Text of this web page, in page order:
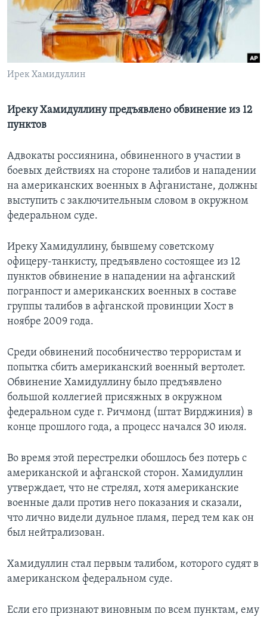
Learning English
СОЦИАЛЬНЫЕ СЕТИ
Языки
Ирек Хамидуллин
Иреку Хамидуллину предъявлено обвинение из 12
пунктов
Адвокаты россиянина, обвиненного в участии в
боевых действиях на стороне талибов и нападении
на американских военных в Афганистане, должны
выступить с заключительным словом в окружном
федеральном суде.
Иреку Хамидуллину, бывшему советскому
офицеру-танкисту, предъявлено состоящее из 12
пунктов обвинение в нападении на афганский
погранпост и американских военных в составе
группы талибов в афганской провинции Хост в
ноябре 2009 года.
Среди обвинений пособничество террористам и
попытка сбить американский военный вертолет.
Обвинение Хамидуллину было предъявлено
большой коллегией присяжных в окружном
федеральном суде г. Ричмонд (штат Вирджиния) в
конце прошлого года, а процесс начался 30 июля.
Во время этой перестрелки обошлось без потерь с
американской и афганской сторон. Хамидуллин
утверждает, что не стрелял, хотя американские
военные дали против него показания и сказали,
что лично видели дульное пламя, перед тем как он
был нейтрализован.
Хамидуллин стал первым талибом, которого судят в
американском федеральном суде.
Если его признают виновным по всем пунктам, ему